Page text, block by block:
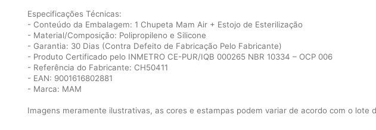
Especificações Técnicas:
- Conteúdo da Embalagem: 1 Chupeta Mam Air + Estojo de Esterilização
- Material/Composição: Polipropileno e Silicone
- Garantia: 30 Dias (Contra Defeito de Fabricação Pelo Fabricante)
- Produto Certificado pelo INMETRO CE-PUR/IQB 000265 NBR 10334 – OCP 006
- Referência do Fabricante: CH50411
- EAN: 9001616802881
- Marca: MAM
Imagens meramente ilustrativas, as cores e estampas podem variar de acordo com o lote